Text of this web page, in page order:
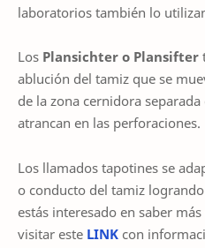
laboratorios también lo
Los Plansichter o Plansifter
ablución del tamiz que se
de la zona cernidora
atrancan en las perforaciones.
Los llamados tapotines se
o conducto del tamiz
estás interesado en saber
visitar este LINK con